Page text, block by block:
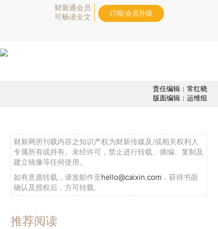
财新通会员
可畅读全文
订阅/会员升级
责任编辑：常红晓
版面编辑：运维组
财新网所刊载内容之知识产权为财新传媒及/或相关权利人
专属所有或持有。未经许可，禁止进行转载、摘编、复制及
建立镜像等任何使用。
如有意愿转载，请发邮件至hello@caixin.com ，获得书面
确认及授权后，方可转载。
推荐阅读